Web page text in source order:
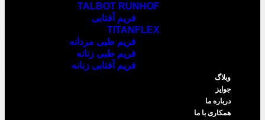
TALBOT RUNHOF
فریم آفتابی
TITANFLEX
فریم طبی مردانه
فریم طبی زنانه
فریم آفتابی زنانه
وبلاگ
جوایز
درباره ما
همکاری با ما